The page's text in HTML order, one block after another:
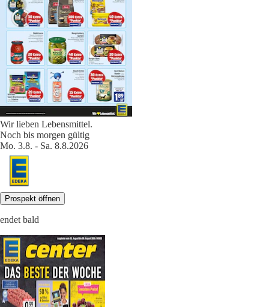
Wir lieben Lebensmittel.
Noch bis morgen gültig
Mo. 3.8. - Sa. 8.8.2026
Prospekt öffnen
endet bald